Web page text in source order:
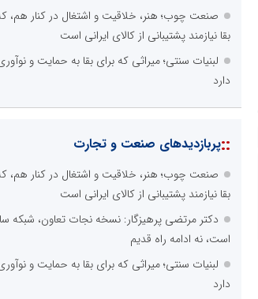
صنعت چوب؛ هنر، خلاقیت و اشتغال در کنار هم،
بقا نیازمند پشتیبانی از کالای ایرانی است
لبنیات سنتی؛ میراثی که برای بقا به حمایت و نوآوری
دارد
::پربازدیدهای صنعت و تجارت
صنعت چوب؛ هنر، خلاقیت و اشتغال در کنار هم،
بقا نیازمند پشتیبانی از کالای ایرانی است
دکتر مرتضی پرهیزگار: نسخه نجات تعاون، شبکه
است، نه ادامه راه قدیم
لبنیات سنتی؛ میراثی که برای بقا به حمایت و نوآوری
دارد